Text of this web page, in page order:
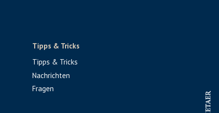
Tipps & Tricks
Tipps & Tricks
Nachrichten
Fragen